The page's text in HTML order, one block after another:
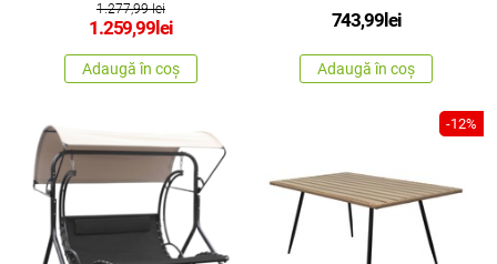
1.277,99 lei
1.259,99 lei
Adaugă în coș
743,99 lei
Adaugă în coș
-12%